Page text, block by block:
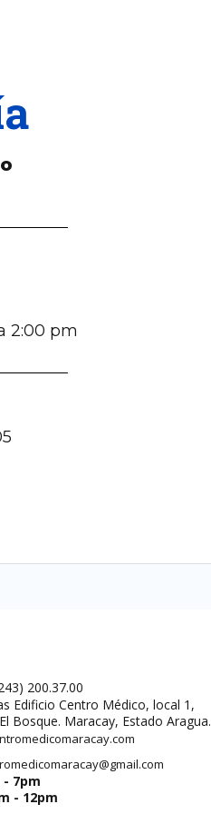
2:00 pm
200.37.00
Edificio Centro Médico, local 1,
Bosque. Maracay, Estado Aragua.
- 7pm
- 12pm